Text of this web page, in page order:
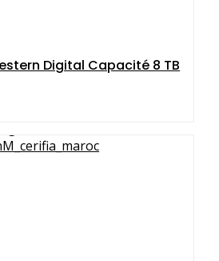
Digital Capacité 8 TB